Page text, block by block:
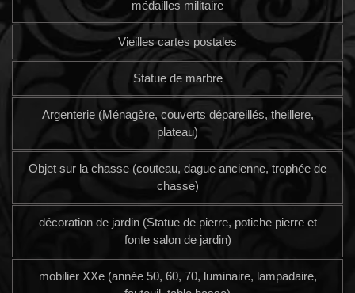
médailles militaire
Vieilles cartes postales
Statue de marbre
Argenterie (Ménagère, couverts dépareillés, theillere,
plateau)
Objet sur la chasse (couteau, dague ancienne, trophée de
chasse)
décoration de jardin (Statue de pierre, potiche pierre et
fonte salon de jardin)
mobilier XXe (année 50, 60, 70, luminaire, lampadaire,